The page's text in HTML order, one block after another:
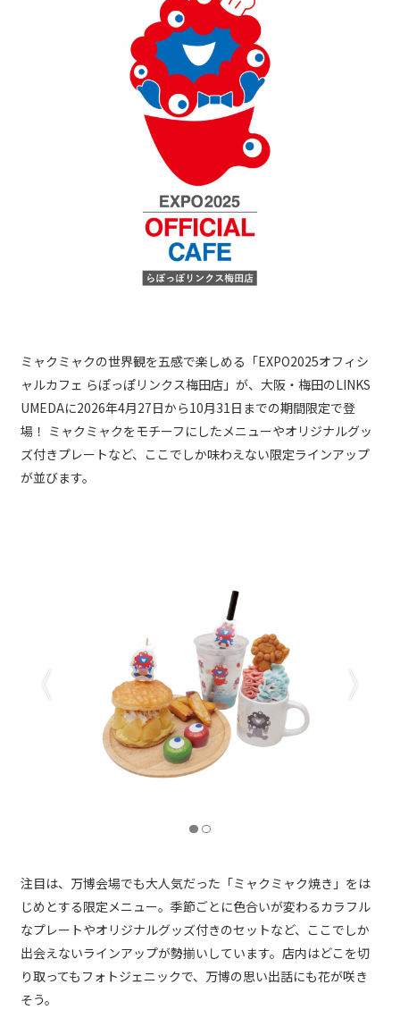
ミャクミャクの世界観を五感で楽しめる「EXPO2025オフィシ
ャルカフェ らぽっぽリンクス梅田店」が、大阪・梅田のLINKS
UMEDAに2026年4月27日から10月31日までの期間限定で登
場！ ミャクミャクをモチーフにしたメニューやオリジナルグッ
ズ付きプレートなど、ここでしか味わえない限定ラインアップ
が並びます。
注目は、万博会場でも大人気だった「ミャクミャク焼き」をは
じめとする限定メニュー。季節ごとに色合いが変わるカラフル
なプレートやオリジナルグッズ付きのセットなど、ここでしか
出会えないラインアップが勢揃いしています。店内はどこを切
り取ってもフォトジェニックで、万博の思い出話にも花が咲き
そう。